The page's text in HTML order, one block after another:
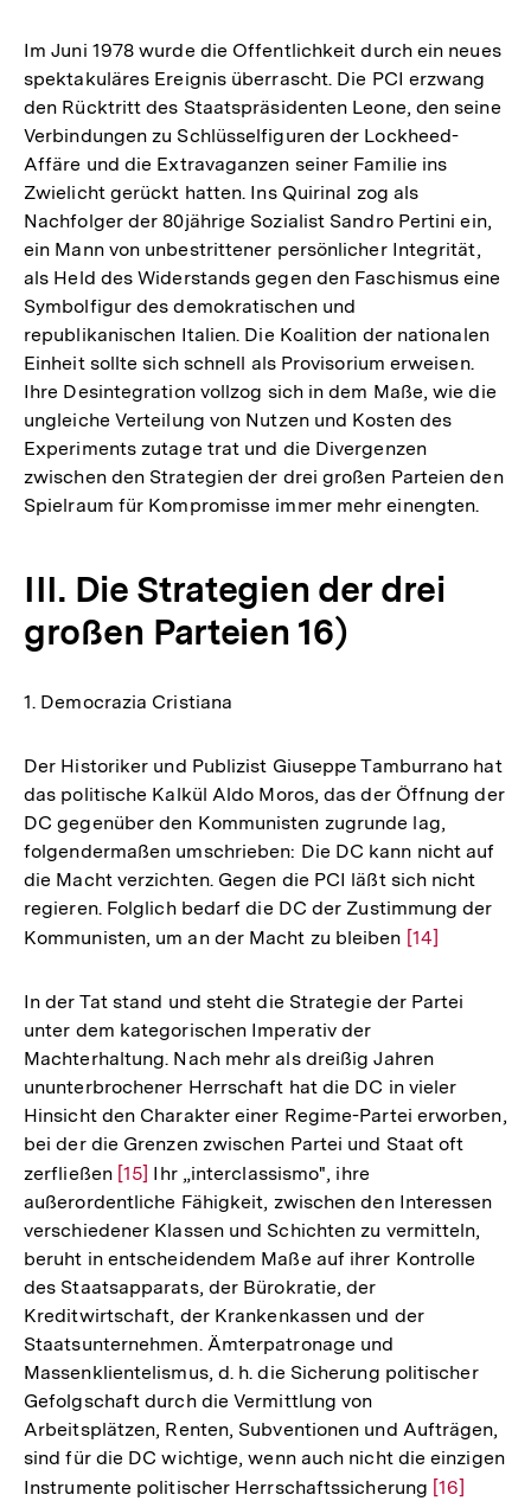
Im Juni 1978 wurde die Offentlichkeit durch ein neues
spektakuläres Ereignis überrascht. Die PCI erzwang
den Rücktritt des Staatspräsidenten Leone, den seine
Verbindungen zu Schlüsselfiguren der Lockheed-
Affäre und die Extravaganzen seiner Familie ins
Zwielicht gerückt hatten. Ins Quirinal zog als
Nachfolger der 80jährige Sozialist Sandro Pertini ein,
ein Mann von unbestrittener persönlicher Integrität,
als Held des Widerstands gegen den Faschismus eine
Symbolfigur des demokratischen und
republikanischen Italien. Die Koalition der nationalen
Einheit sollte sich schnell als Provisorium erweisen.
Ihre Desintegration vollzog sich in dem Maße, wie die
ungleiche Verteilung von Nutzen und Kosten des
Experiments zutage trat und die Divergenzen
zwischen den Strategien der drei großen Parteien den
Spielraum für Kompromisse immer mehr einengten.
III. Die Strategien der drei
großen Parteien 16)
1. Democrazia Cristiana
Der Historiker und Publizist Giuseppe Tamburrano hat
das politische Kalkül Aldo Moros, das der Öffnung der
DC gegenüber den Kommunisten zugrunde lag,
folgendermaßen umschrieben: Die DC kann nicht auf
die Macht verzichten. Gegen die PCI läßt sich nicht
regieren. Folglich bedarf die DC der Zustimmung der
Kommunisten, um an der Macht zu bleiben Zur
der
[14]
In der Tat stand und steht die Strategie der Partei
unter dem kategorischen Imperativ der
Machterhaltung. Nach mehr als dreißig Jahren
ununterbrochener Herrschaft hat die DC in vieler
Hinsicht den Charakter einer Regime-Partei erworben,
bei der die Grenzen zwischen Partei und Staat oft
zerfließen Zur
Auflösung
der
Fußnote
[15] Ihr „interclassismo", ihre
außerordentliche Fähigkeit, zwischen den Interessen
verschiedener Klassen und Schichten zu vermitteln,
beruht in entscheidendem Maße auf ihrer Kontrolle
des Staatsapparats, der Bürokratie, der
Kreditwirtschaft, der Krankenkassen und der
Staatsunternehmen. Ämterpatronage und
Massenklientelismus, d. h. die Sicherung politischer
Gefolgschaft durch die Vermittlung von
Arbeitsplätzen, Renten, Subventionen und Aufträgen,
sind für die DC wichtige, wenn auch nicht die einzigen
Instrumente politischer Herrschaftssicherung Zur
[16]